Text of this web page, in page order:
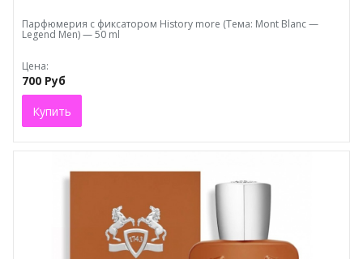
Парфюмерия с фиксатором History more (Тема: Mont Blanc —
Legend Men) — 50 ml
Цена:
700 Руб
Купить